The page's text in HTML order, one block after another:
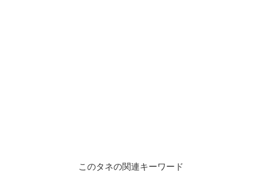
このタネの関連キーワード